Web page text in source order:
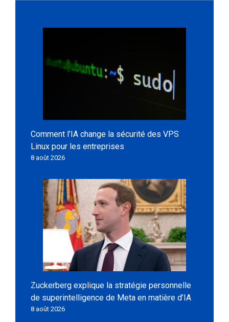
Comment l’IA change la sécurité des VPS
Linux pour les entreprises
8 août 2026
Zuckerberg explique la stratégie personnelle
de superintelligence de Meta en matière d’IA
8 août 2026